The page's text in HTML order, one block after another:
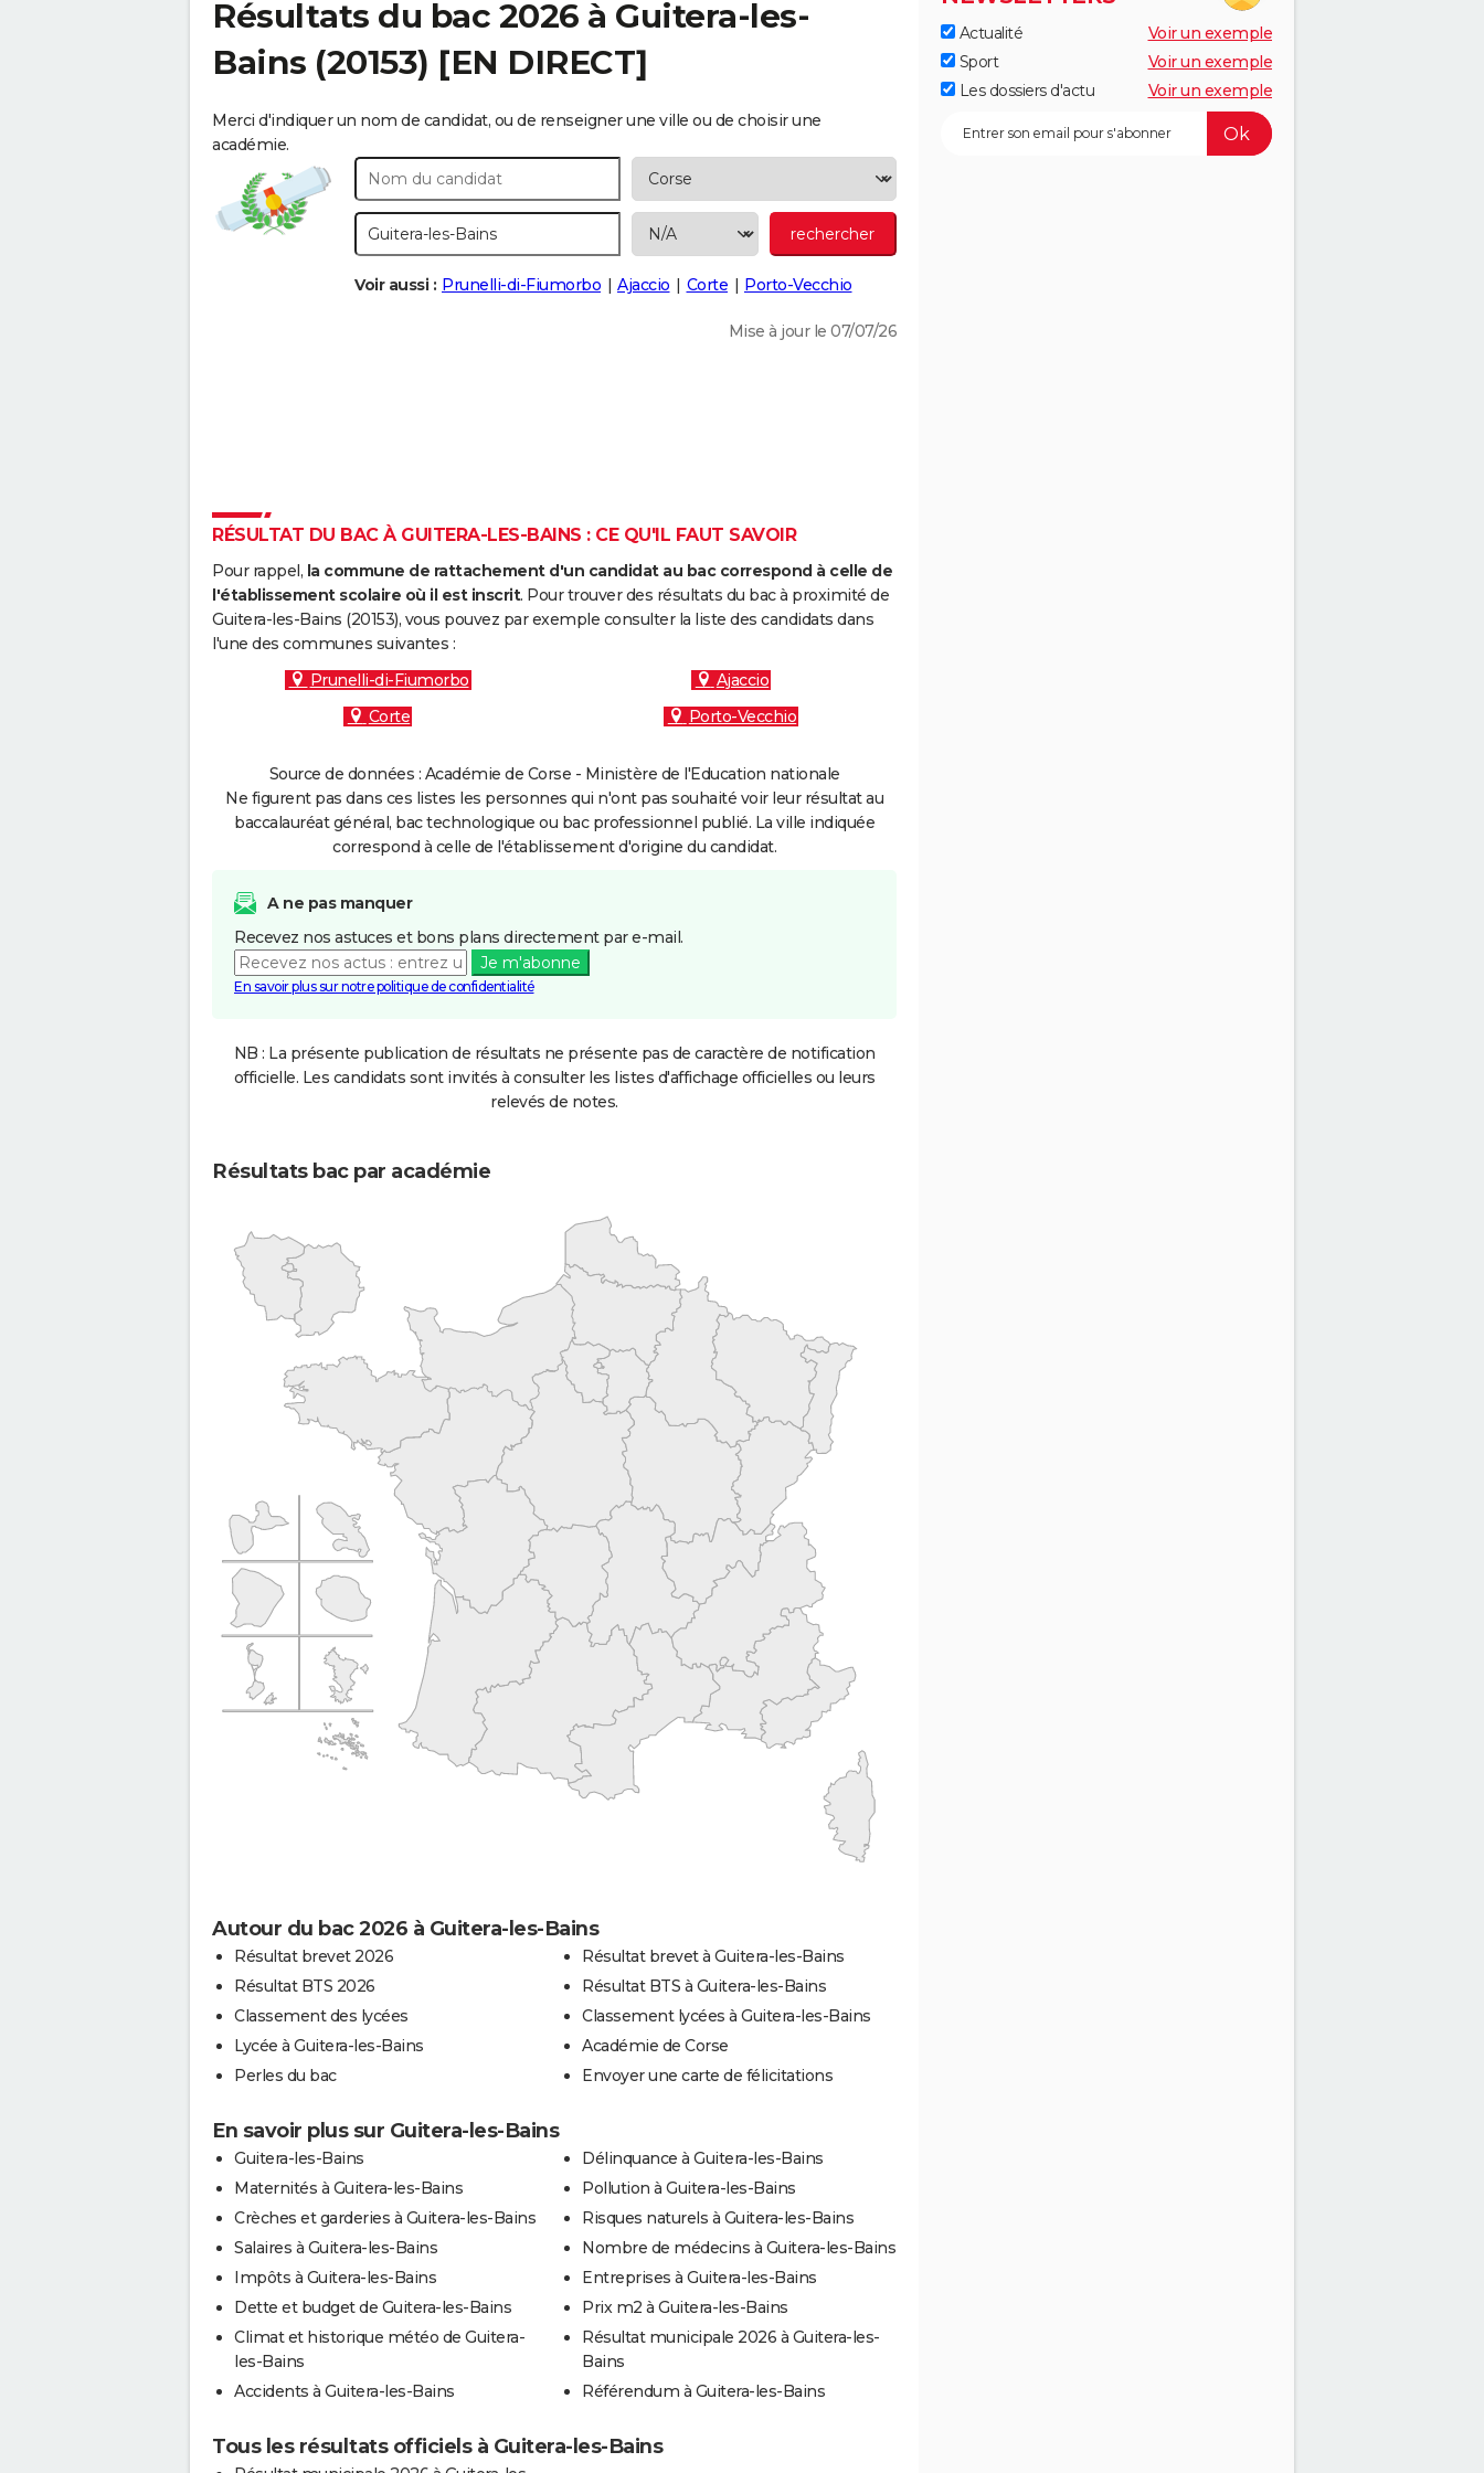
Résultats du bac 2026 à Guitera-les-
Bains (20153) [EN DIRECT]
Merci d'indiquer un nom de candidat, ou de renseigner une ville ou de choisir une
académie.
Voir aussi : Prunelli-di-Fiumorbo Ajaccio Corte Porto-Vecchio
Mise à jour le 07/07/26
RÉSULTAT DU BAC À GUITERA-LES-BAINS : CE QU'IL FAUT SAVOIR
Pour rappel, la commune de rattachement d'un candidat au bac correspond à celle de
l'établissement scolaire où il est inscrit. Pour trouver des résultats du bac à proximité de
Guitera-les-Bains (20153), vous pouvez par exemple consulter la liste des candidats dans
l'une des communes suivantes :
Prunelli-di-Fiumorbo
Ajaccio
Corte
Porto-Vecchio
Source de données : Académie de Corse - Ministère de l'Education nationale
Ne figurent pas dans ces listes les personnes qui n'ont pas souhaité voir leur résultat au
baccalauréat général, bac technologique ou bac professionnel publié. La ville indiquée
correspond à celle de l'établissement d'origine du candidat.
A ne pas manquer
Recevez nos astuces et bons plans directement par e-mail.
Je m'abonne
En savoir plus sur notre politique de confidentialité
NB : La présente publication de résultats ne présente pas de caractère de notification
officielle. Les candidats sont invités à consulter les listes d'affichage officielles ou leurs
relevés de notes.
Résultats bac par académie
Autour du bac 2026 à Guitera-les-Bains
Résultat brevet 2026
Résultat BTS 2026
Classement des lycées
Lycée à Guitera-les-Bains
Perles du bac
Résultat brevet à Guitera-les-Bains
Résultat BTS à Guitera-les-Bains
Classement lycées à Guitera-les-Bains
Académie de Corse
Envoyer une carte de félicitations
En savoir plus sur Guitera-les-Bains
Guitera-les-Bains
Maternités à Guitera-les-Bains
Crèches et garderies à Guitera-les-Bains
Salaires à Guitera-les-Bains
Impôts à Guitera-les-Bains
Dette et budget de Guitera-les-Bains
Climat et historique météo de Guitera-
les-Bains
Accidents à Guitera-les-Bains
Délinquance à Guitera-les-Bains
Pollution à Guitera-les-Bains
Risques naturels à Guitera-les-Bains
Nombre de médecins à Guitera-les-Bains
Entreprises à Guitera-les-Bains
Prix m2 à Guitera-les-Bains
Résultat municipale 2026 à Guitera-les-
Bains
Référendum à Guitera-les-Bains
Tous les résultats officiels à Guitera-les-Bains
Actualité
Voir un exemple
Sport
Voir un exemple
Les dossiers d'actu
Voir un exemple